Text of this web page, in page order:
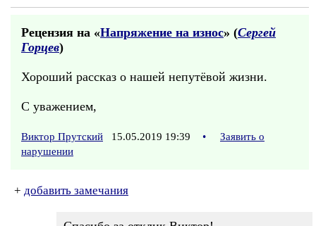
Рецензия на «Напряжение на износ» (Сергей
Горцев)
Хороший рассказ о нашей непутёвой жизни.
С уважением,
Виктор Прутский 15.05.2019 19:39 •
Заявить о
нарушении
+ добавить замечания